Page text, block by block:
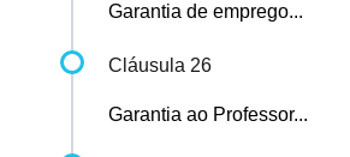
Garantia de emprego...
Cláusula 26
Garantia ao Professor...